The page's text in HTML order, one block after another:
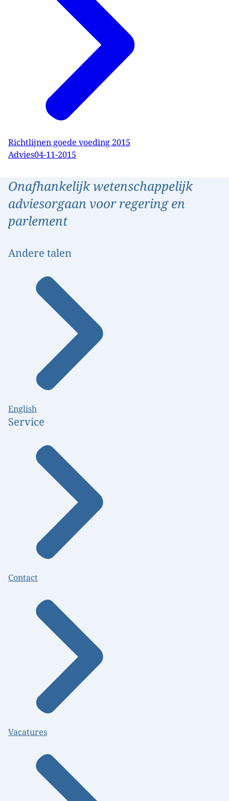
Richtlijnen goede voeding 2015
Advies04-11-2015
Onafhankelijk wetenschappelijk
adviesorgaan voor regering en
parlement
Andere talen
English
Service
Contact
Vacatures